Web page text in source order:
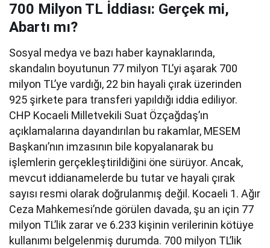
700 Milyon TL İddiası: Gerçek mi,
Abartı mı?
Sosyal medya ve bazı haber kaynaklarında,
skandalın boyutunun 77 milyon TL’yi aşarak 700
milyon TL’ye vardığı, 22 bin hayali çırak üzerinden
925 şirkete para transferi yapıldığı iddia ediliyor.
CHP Kocaeli Milletvekili Suat Özçağdaş’ın
açıklamalarına dayandırılan bu rakamlar, MESEM
Başkanı’nın imzasının bile kopyalanarak bu
işlemlerin gerçekleştirildiğini öne sürüyor. Ancak,
mevcut iddianamelerde bu tutar ve hayali çırak
sayısı resmi olarak doğrulanmış değil. Kocaeli 1. Ağır
Ceza Mahkemesi’nde görülen davada, şu an için 77
milyon TL’lik zarar ve 6.233 kişinin verilerinin kötüye
kullanımı belgelenmiş durumda. 700 milyon TL’lik